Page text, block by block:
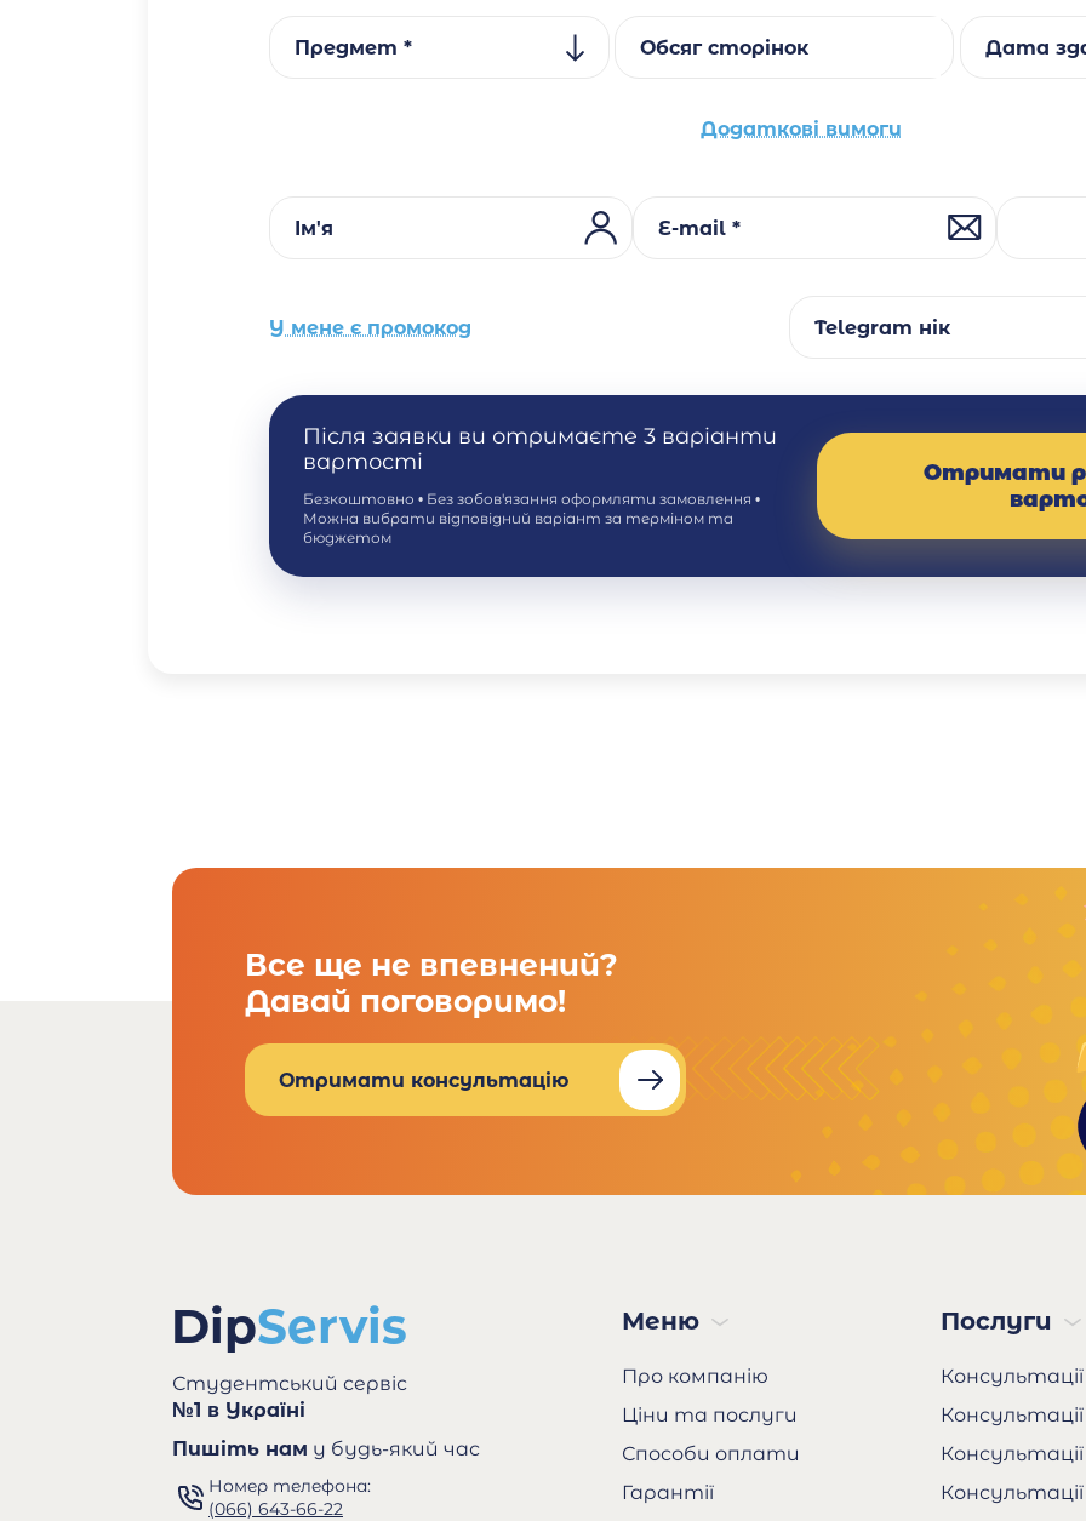
Предмет * Обсяг сторінок Дата
Додаткові вимоги
Ім'я E-mail *
У мене є промокод Telegram нік
Після заявки ви отримаєте 3 варіанти
вартості
Безкоштовно • Без зобов'язання оформляти замовлення •
Можна вибрати відповідний варіант за терміном та
бюджетом
Отримати
Все ще не впевнений?
Давай поговоримо!
Отримати консультацію
Студентський сервіс
№1 в Україні
Пишіть нам у будь-який час
Номер телефона:
(066) 643-66-22
Меню
Про компанію
Ціни та послуги
Способи оплати
Гарантії
Послуги